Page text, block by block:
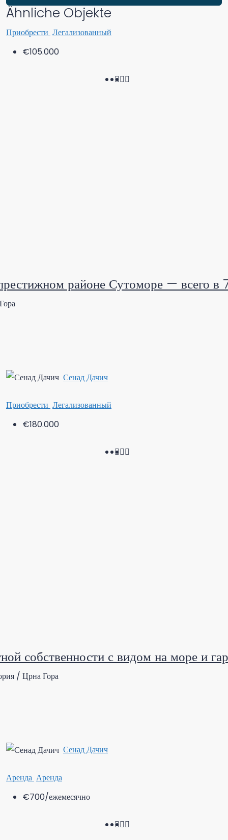
Ähnliche Objekte
Приобрести Легализованный
€105.000
районе Сутоморе — всего
Сенад Дачич
Приобрести Легализованный
€180.000
собственности с видом на море и
/ Црна Гора
Сенад Дачич
Аренда Аренда
€700/ежемесячно